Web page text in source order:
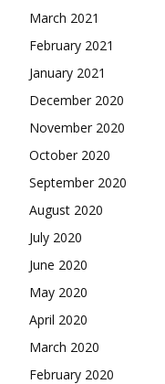
March 2021
February 2021
January 2021
December 2020
November 2020
October 2020
September 2020
August 2020
July 2020
June 2020
May 2020
April 2020
March 2020
February 2020